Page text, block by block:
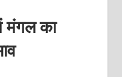
मंगल का